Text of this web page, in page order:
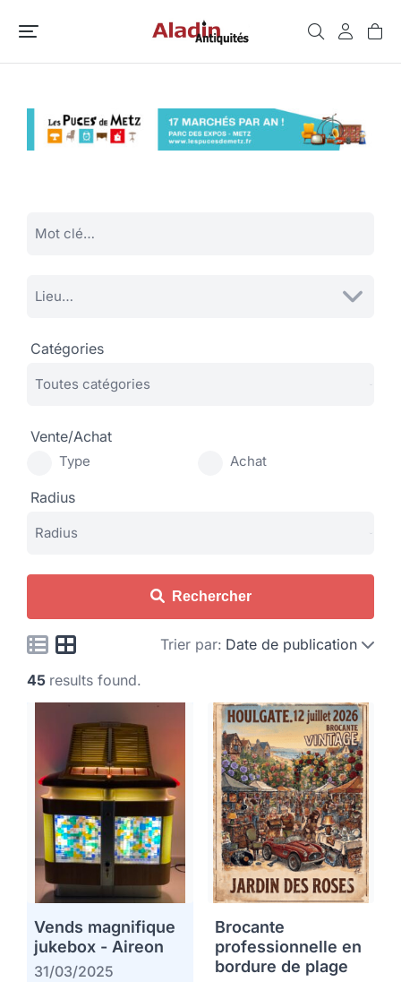
Catégories
Vente/Achat
Type Achat
Radius
Rechercher
Trier par: Date de publication
45 results found.
Vends magnifique
jukebox - Aireon
31/03/2025
Brocante
professionnelle en
bordure de plage